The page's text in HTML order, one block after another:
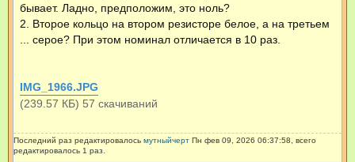
бывает. Ладно, предположим, это ноль?
2. Второе кольцо на втором резисторе белое, а на третьем
... серое? При этом номинал отличается в 10 раз.
IMG_1966.JPG
(239.57 КБ) 57 скачиваний
Последний раз редактировалось мутныйчерт Пн фев 09, 2026 06:37:58, всего
редактировалось 1 раз.